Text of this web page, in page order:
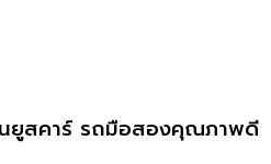
นยูสคาร์ รถมือสองคุณภาพดี